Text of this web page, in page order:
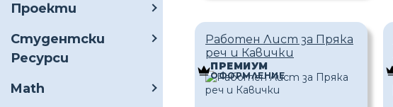
Проекти
Студентски
Ресурси
Math
Работен Лист за Пряка
реч и Кавички
ПРЕМИУМ
ОФОРМЛЕНИЕ